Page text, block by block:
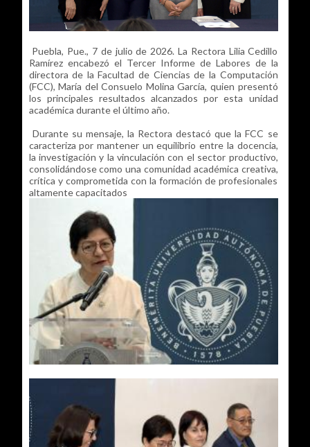
Puebla, Pue., 7 de julio de 2026. La Rectora Lilia Cedillo
Ramírez encabezó el Tercer Informe de Labores de la
directora de la Facultad de Ciencias de la Computación
(FCC), María del Consuelo Molina García, quien presentó
los principales resultados alcanzados por esta unidad
académica durante el último año.
Durante su mensaje, la Rectora destacó que la FCC se
caracteriza por mantener un equilibrio entre la docencia,
la investigación y la vinculación con el sector productivo,
consolidándose como una comunidad académica creativa,
crítica y comprometida con la formación de profesionales
altamente capacitados